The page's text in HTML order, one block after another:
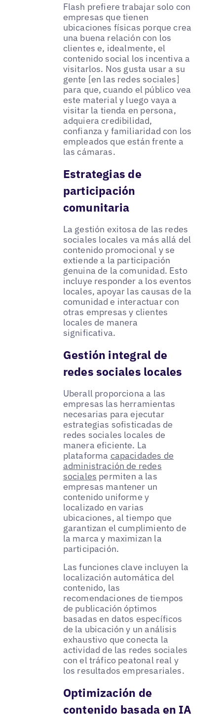
Flash prefiere trabajar solo con
empresas que tienen
ubicaciones físicas porque crea
una buena relación con los
clientes e, idealmente, el
contenido social los incentiva a
visitarlos. Nos gusta usar a su
gente [en las redes sociales]
para que, cuando el público vea
este material y luego vaya a
visitar la tienda en persona,
adquiera credibilidad,
confianza y familiaridad con los
empleados que están frente a
las cámaras.
Estrategias de
participación
comunitaria
La gestión exitosa de las redes
sociales locales va más allá del
contenido promocional y se
extiende a la participación
genuina de la comunidad. Esto
incluye responder a los eventos
locales, apoyar las causas de la
comunidad e interactuar con
otras empresas y clientes
locales de manera
significativa.
Gestión integral de
redes sociales locales
Uberall proporciona a las
empresas las herramientas
necesarias para ejecutar
estrategias sofisticadas de
redes sociales locales de
manera eficiente. La
plataforma capacidades de
administración de redes
sociales permiten a las
empresas mantener un
contenido uniforme y
localizado en varias
ubicaciones, al tiempo que
garantizan el cumplimiento de
la marca y maximizan la
participación.
Las funciones clave incluyen la
localización automática del
contenido, las
recomendaciones de tiempos
de publicación óptimos
basadas en datos específicos
de la ubicación y un análisis
exhaustivo que conecta la
actividad de las redes sociales
con el tráfico peatonal real y
los resultados empresariales.
Optimización de
contenido basada en IA